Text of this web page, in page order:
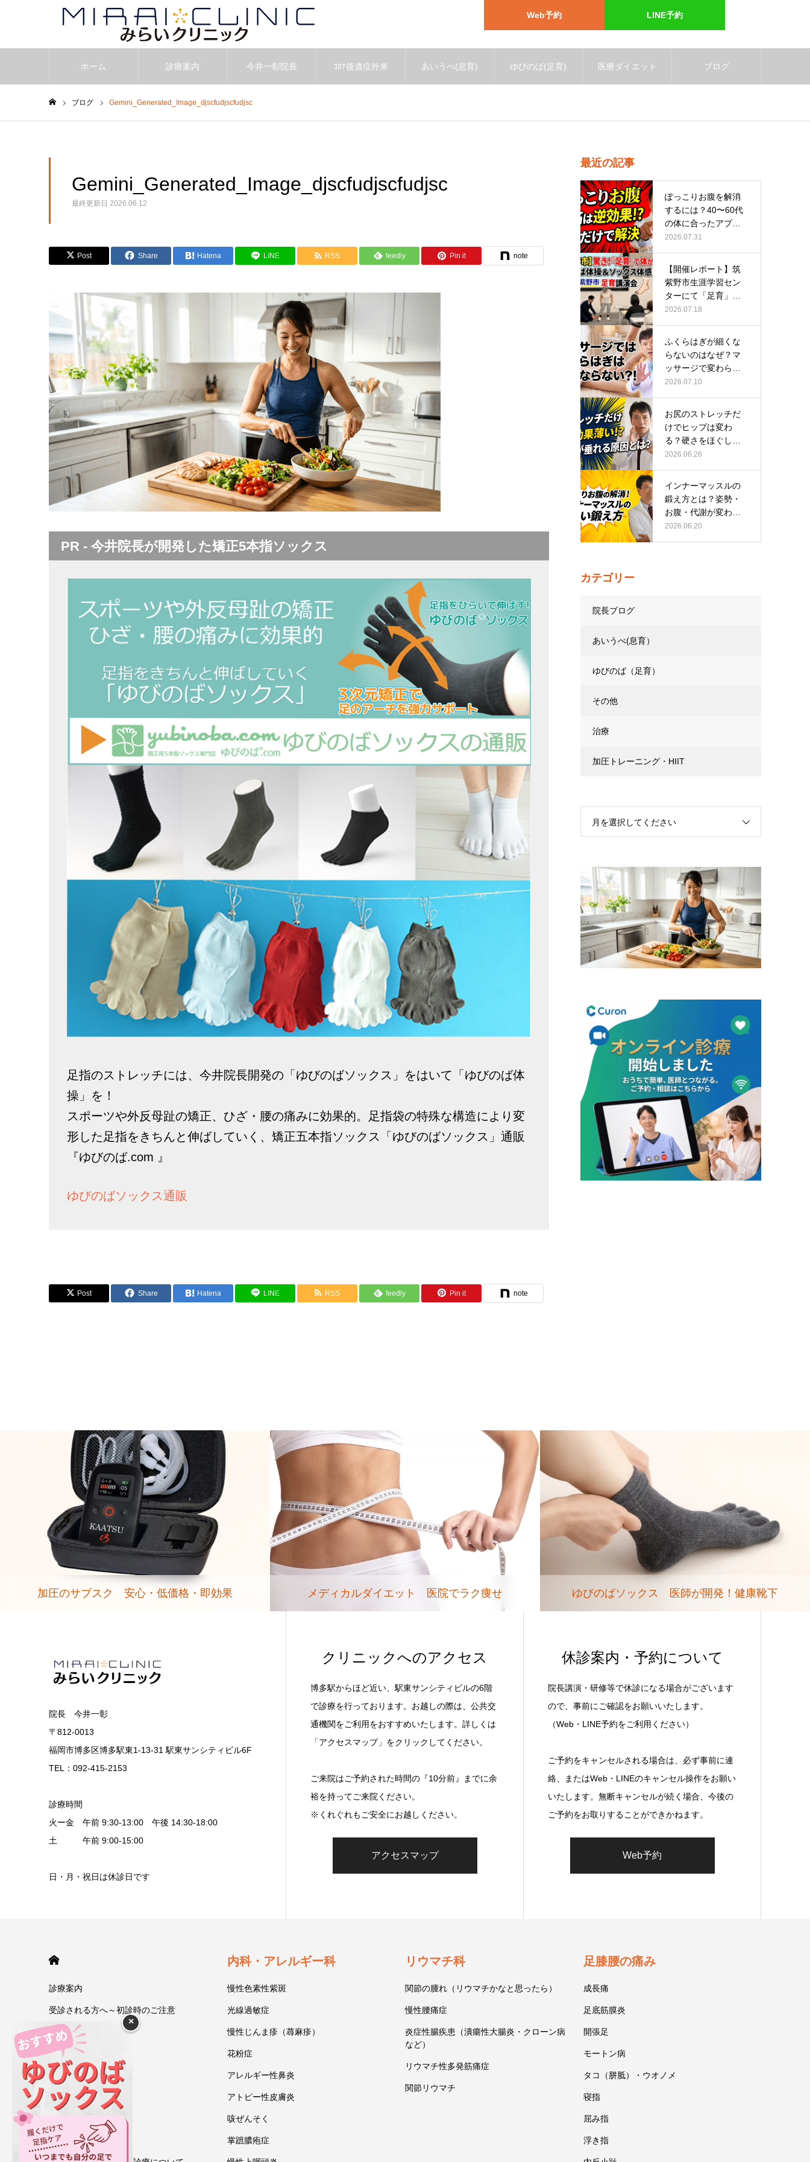
Web予約 LINE予約
ホーム 診療案内 今井一彰院長 ｺﾛﾅ後遺症外来 あいうべ(息育) ゆびのば(足育) 医療ダイエット ブログ
ブログ Gemini_Generated_Image_djscfudjscfudjsc
Gemini_Generated_Image_djscfudjscfudjsc
最終更新日 2026.06.12
Post Share Hatena LINE RSS feedly Pin it note
PR - 今井院長が開発した矯正5本指ソックス
足指のストレッチには、今井院長開発の「ゆびのばソックス」をはいて「ゆびのば体
操」を！
スポーツや外反母趾の矯正、ひざ・腰の痛みに効果的。足指袋の特殊な構造により変
形した足指をきちんと伸ばしていく、矯正五本指ソックス「ゆびのばソックス」通販
『ゆびのば.com 』
ゆびのばソックス通販
Post Share Hatena LINE RSS feedly Pin it note
最近の記事
ぽっこりお腹を解消
するには？40〜60代
の体に合ったアプロ
ーチ
2026.07.31
【開催レポート】筑
紫野市生涯学習セン
ターにて「足育」講
演会に登壇し…
2026.07.18
ふくらはぎが細くな
らないのはなぜ？マ
ッサージで変わらな
い根本原因
2026.07.10
お尻のストレッチだ
けでヒップは変わ
る？硬さをほぐして
整える正しい方…
2026.06.26
インナーマッスルの
鍛え方とは？姿勢・
お腹・代謝が変わる
トレーニング…
2026.06.20
カテゴリー
院長ブログ
あいうべ(息育）
ゆびのば（足育）
その他
治療
加圧トレーニング・HIIT
月を選択してください
加圧のサブスク 安心・低価格・即効果 メディカルダイエット 医院でラク痩せ ゆびのばソックス 医師が開発！健康靴下
院長 今井一彰
〒812-0013
福岡市博多区博多駅東1-13-31 駅東サンシティビル6F
TEL：092-415-2153
診療時間
火ー金 午前 9:30-13:00 午後 14:30-18:00
土 午前 9:00-15:00
日・月・祝日は休診日です
クリニックへのアクセス
博多駅からほど近い、駅東サンシティビルの6階
で診療を行っております。お越しの際は、公共交
通機関をご利用をおすすめいたします。詳しくは
「アクセスマップ」をクリックしてください。
ご来院はご予約された時間の『10分前』までに余
裕を持ってご来院ください。
※くれぐれもご安全にお越しください。
アクセスマップ
休診案内・予約について
院長講演・研修等で休診になる場合がございます
ので、事前にご確認をお願いいたします。
（Web・LINE予約をご利用ください）
ご予約をキャンセルされる場合は、必ず事前に連
絡、またはWeb・LINEのキャンセル操作をお願い
いたします。無断キャンセルが続く場合、今後の
ご予約をお取りすることができかねます。
Web予約
診療案内
受診される方へ～初診時のご注意
今井一彰 院長紹介
あいうべ体操
ゆびのば体操
ブログ
アクセス・地図
お問い合わせ
内科・アレルギー科
慢性色素性紫斑
光線過敏症
慢性じんま疹（蕁麻疹）
花粉症
アレルギー性鼻炎
アトピー性皮膚炎
咳ぜんそく
掌蹠膿疱症
リウマチ科
関節の腫れ（リウマチかなと思ったら）
慢性腰痛症
炎症性腸疾患（潰瘍性大腸炎・クローン病
など）
リウマチ性多発筋痛症
関節リウマチ
足膝腰の痛み
成長痛
足底筋膜炎
開張足
モートン病
タコ（胼胝）・ウオノメ
寝指
屈み指
浮き指
×